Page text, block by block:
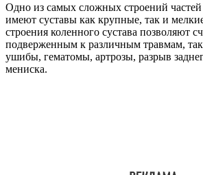
Одно из самых сложных строений частей
имеют суставы как крупные, так и
строения коленного сустава позволяют
подверженным к различным травмам,
ушибы, гематомы, артрозы, разрыв
мениска.